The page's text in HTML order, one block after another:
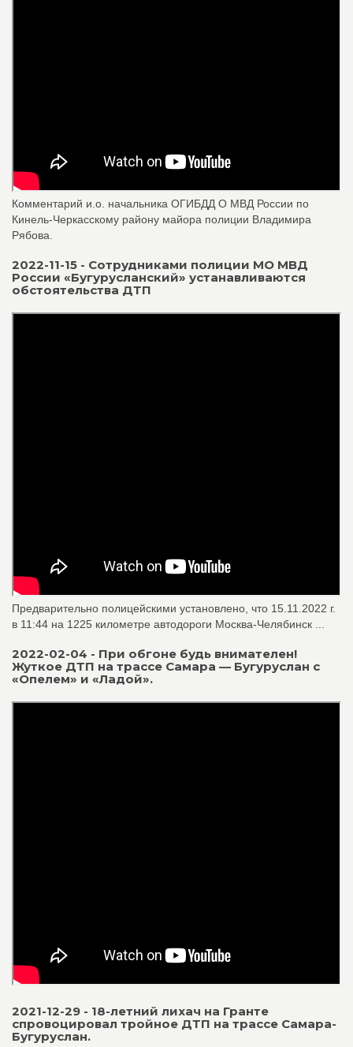
Комментарий и.о. начальника ОГИБДД О МВД России по
Кинель-Черкасскому району майора полиции Владимира
Рябова.
2022-11-15 - Сотрудниками полиции МО МВД
России «Бугурусланский» устанавливаются
обстоятельства ДТП
Предварительно полицейскими установлено, что 15.11.2022 г.
в 11:44 на 1225 километре автодороги Москва-Челябинск ...
2022-02-04 - При обгоне будь внимателен!
Жуткое ДТП на трассе Самара — Бугуруслан с
«Опелем» и «Ладой».
2021-12-29 - 18-летний лихач на Гранте
спровоцировал тройное ДТП на трассе Самара-
Бугуруслан.